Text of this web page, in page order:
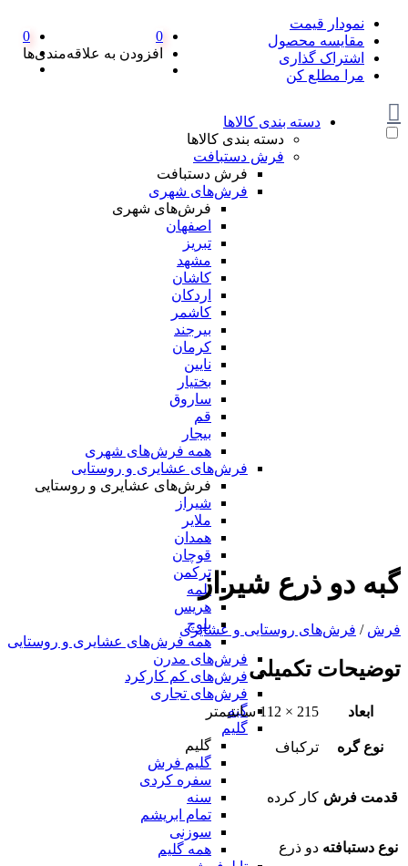
نمودار قیمت
مقایسه محصول
اشتراک گذاری
مرا مطلع کن
0
افزودن به علاقه‌مندی‌ها
0
دسته بندی کالاها
دسته بندی کالاها
فرش دستبافت
فرش دستبافت
فرش‌های شهری
فرش‌های شهری
اصفهان
تبریز
مشهد
کاشان
اردکان
کاشمر
بیرجند
کرمان
نایین
بختیار
ساروق
قم
بیجار
همه فرش‌های شهری
فرش‌های عشایری و روستایی
فرش‌های عشایری و روستایی
شیراز
ملایر
همدان
قوچان
ترکمن
یلمه
هریس
بلوچ
همه فرش‌های عشایری و روستایی
فرش‌های مدرن
فرش‌های کم کارکرد
فرش‌های تجاری
گبه
گلیم
گلیم
گلیم فرش
سفره کردی
سنه
تمام ابریشم
سوزنی
همه گلیم
گبه دو ذرع شیراز
فرش / فرش‌های روستایی و عشایری
توضیحات تکمیلی
ابعاد 215 × 112 سانتیمتر
نوع گره ترکباف
قدمت فرش کار کرده
نوع دستبافته دو ذرع